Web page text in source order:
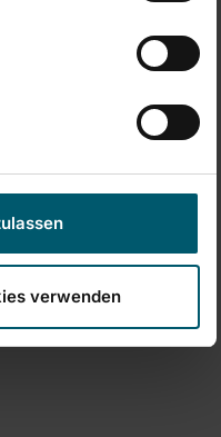
verwenden
lässt sich einfach an-